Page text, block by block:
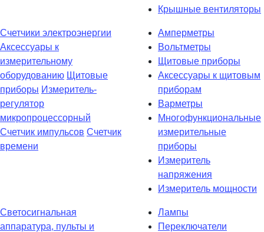
Крышные вентиляторы
Счетчики электроэнергии
Аксессуары к
измерительному
оборудованию Щитовые
приборы Измеритель-
регулятор
микропроцессорный
Счетчик импульсов Счетчик
времени
Амперметры
Вольтметры
Щитовые приборы
Аксессуары к щитовым
приборам
Варметры
Многофункциональные
измерительные
приборы
Измеритель
напряжения
Измеритель мощности
Светосигнальная
аппаратура, пульты и
Лампы
Переключатели